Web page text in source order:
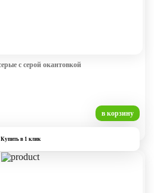
с серой окантовкой
в корзину
Купить в 1 клик